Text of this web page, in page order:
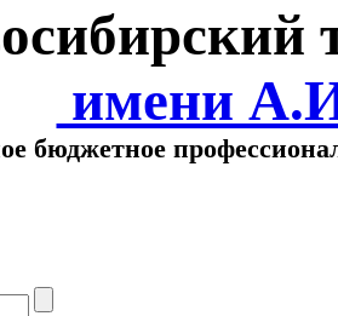
имени
бюджетное